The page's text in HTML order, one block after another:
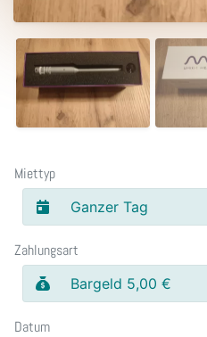
Miettyp
Ganzer Tag
Zahlungsart
Bargeld 5,00 €
Datum